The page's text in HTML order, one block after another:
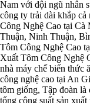
Nam với đội ngũ nhân
công ty trải dài khắp
Công Nghệ Cao tại Cà
Thuận, Ninh Thuận,
Tôm Công Nghệ Cao
Xuất Tôm Công Nghệ
nhà máy chế biến thức
công nghệ cao tại An
tôm giống, Tập đoàn
tổng công suất sản